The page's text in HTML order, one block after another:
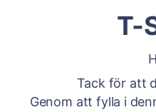
T-
Tack för att
Genom att fylla i